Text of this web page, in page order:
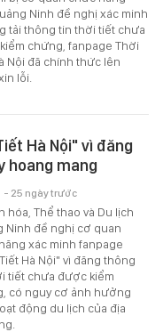
Ninh đề nghị xác minh
tải thông tin thời tiết chưa
chứng, fanpage Thời
Nội đã chính thức lên
lỗi.
Hà Nội" vì đăng
hoang mang
hóa, Thể thao và Du lịch
Ninh đề nghị cơ quan
xác minh fanpage
Hà Nội" vì đăng thông
tiết chưa được kiểm
có nguy cơ ảnh hưởng
động du lịch của địa
- 25 ngày trước